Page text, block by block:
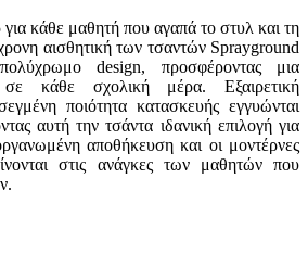
κάθε μαθητή που αγαπά το στυλ και τη
αισθητική των τσαντών Sprayground
design, προσφέροντας μια
σε κάθε σχολική μέρα. Εξαιρετική
ποιότητα κατασκευής εγγυώνται
αυτή την τσάντα ιδανική επιλογή για
αποθήκευση και οι μοντέρνες
στις ανάγκες των μαθητών που